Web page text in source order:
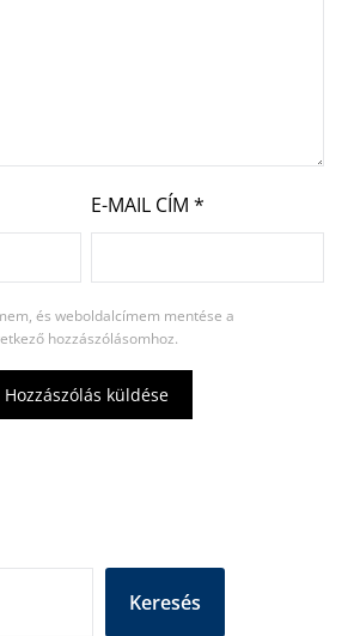
E-MAIL CÍM *
és weboldalcímem mentése a
hozzászólásomhoz.
Keresés